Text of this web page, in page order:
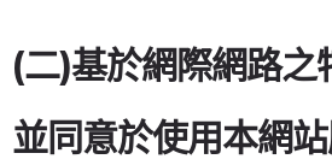
(二)基於網際網路之
並同意於使用本網